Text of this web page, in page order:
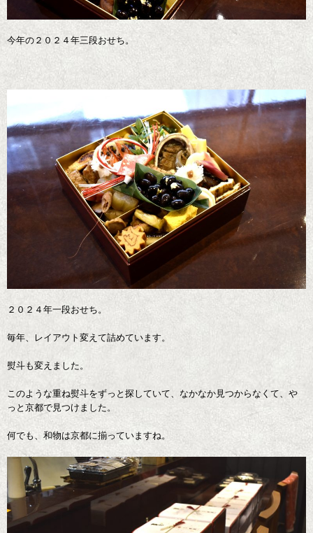
今年の２０２４年三段おせち。
２０２４年一段おせち。
毎年、レイアウト変えて詰めています。
熨斗も変えました。
このような重ね熨斗をずっと探していて、なかなか見つからなくて、や
っと京都で見つけました。
何でも、和物は京都に揃っていますね。